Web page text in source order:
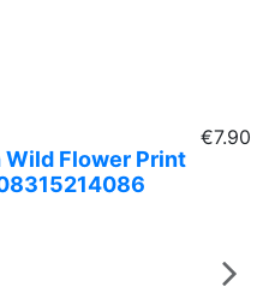
Wild Flower Print
€7.90